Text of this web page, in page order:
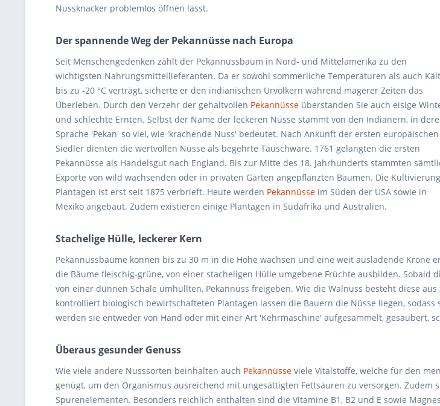
Nussknacker problemlos öffnen lässt.
Der spannende Weg der Pekannüsse nach Europa
Seit Menschengedenken zählt der Pekannussbaum in Nord- und Mittelamerika zu den
wichtigsten Nahrungsmittellieferanten. Da er sowohl sommerliche Temperaturen als auch
bis zu -20 °C verträgt, sicherte er den indianischen Urvölkern während magerer Zeiten das
Überleben. Durch den Verzehr der gehaltvollen Pekannüsse überstanden Sie auch eisige
und schlechte Ernten. Selbst der Name der leckeren Nüsse stammt von den Indianern, in
Sprache 'Pekan' so viel, wie 'krachende Nuss' bedeutet. Nach Ankunft der ersten europäischen
Siedler dienten die wertvollen Nüsse als begehrte Tauschware. 1761 gelangten die ersten
Pekannüsse als Handelsgut nach England. Bis zur Mitte des 18. Jahrhunderts stammten
Exporte von wild wachsenden oder in privaten Gärten angepflanzten Bäumen. Die
Plantagen ist erst seit 1875 verbrieft. Heute werden Pekannüsse im Süden der USA sowie in
Mexiko angebaut. Zudem existieren einige Plantagen in Südafrika und Australien.
Stachelige Hülle, leckerer Kern
Pekannussbäume können bis zu 30 m in die Höhe wachsen und eine weit ausladende
die Bäume fleischig-grüne, von einer stacheligen Hülle umgebene Früchte ausbilden.
von einer dünnen Schale umhüllten, Pekannuss freigeben. Wie die Walnuss besteht diese
kontrolliert biologisch bewirtschafteten Plantagen lassen die Bauern die Nüsse liegen,
werden sie entweder von Hand oder mit einer Art 'Kehrmaschine' aufgesammelt, gesäubert,
Überaus gesunder Genuss
Wie viele andere Nusssorten beinhalten auch Pekannüsse viele Vitalstoffe, welche für den
genügt, um den Organismus ausreichend mit ungesättigten Fettsäuren zu versorgen.
Spurenelementen. Besonders reichlich enthalten sind die Vitamine B1, B2 und E sowie